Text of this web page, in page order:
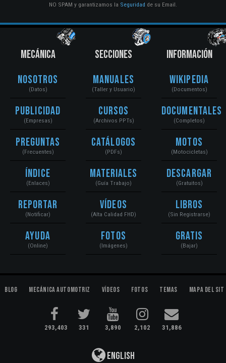
NO SPAM y garantizamos la Seguridad de su Email.
MECÁNICA
Nosotros
(Datos)
Publicidad
(Empresas)
Preguntas
(Frecuentes)
Índice
(Enlaces)
Reportar
(Notificar)
Ayuda
(Online)
SECCIONES
Manuales
(Taller y Usuario)
Cursos
(Archivos PPTs)
Catálogos
(PDFs)
Materiales
(Guía Trabajo)
Vídeos
(Alta Calidad FHD)
Fotos
(Imágenes)
INFORMACIÓN
Wikipedia
(Documentos)
Documentales
(Completos)
Motos
(Motocicletas)
Descargar
(Gratuitos)
Libros
(Sin Registrarse)
Gratis
(Bajar)
Blog Mecánica Automotriz Vídeos Fotos Temas Mapa del
293,403 331 3,890 2,102 31,886
English